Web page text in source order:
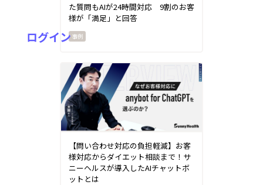
ログイン
た質問もAIが24時間対応 9割のお客
様が「満足」と回答
【問い合わせ対応の負担軽減】お客
様対応からダイエット相談まで！サ
ニーヘルスが導入したAIチャットボ
ットとは